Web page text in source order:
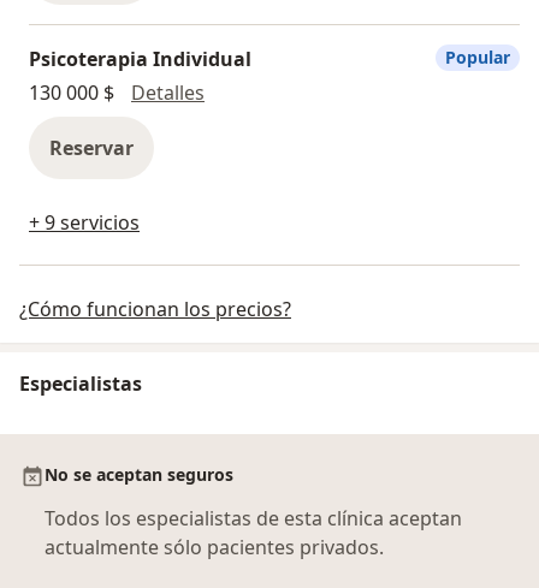
Psicoterapia Individual
130 000 $
Detalles
Reservar
Popular
+ 9 servicios
¿Cómo funcionan los precios?
Especialistas
No se aceptan seguros
Todos los especialistas de esta clínica aceptan
actualmente sólo pacientes privados.